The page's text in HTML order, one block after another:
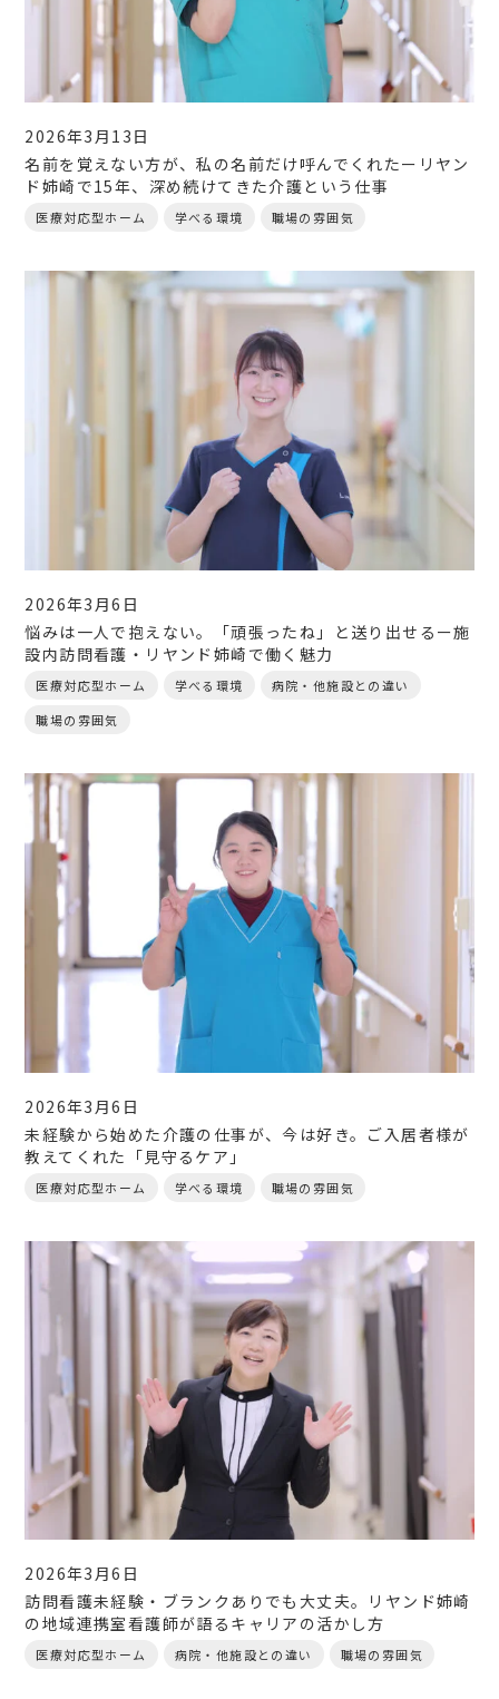
2026年3月13日
名前を覚えない方が、私の名前だけ呼んでくれたーリヤン
ド姉崎で15年、深め続けてきた介護という仕事
医療対応型ホーム 学べる環境 職場の雰囲気
2026年3月6日
悩みは一人で抱えない。「頑張ったね」と送り出せるー施
設内訪問看護・リヤンド姉崎で働く魅力
医療対応型ホーム 学べる環境
病院・他施設との違い
職場の雰囲気
2026年3月6日
未経験から始めた介護の仕事が、今は好き。ご入居者様が
教えてくれた「見守るケア」
医療対応型ホーム 学べる環境 職場の雰囲気
2026年3月6日
訪問看護未経験・ブランクありでも大丈夫。リヤンド姉崎
の地域連携室看護師が語るキャリアの活かし方
医療対応型ホーム 病院・他施設との違い 職場の雰囲気